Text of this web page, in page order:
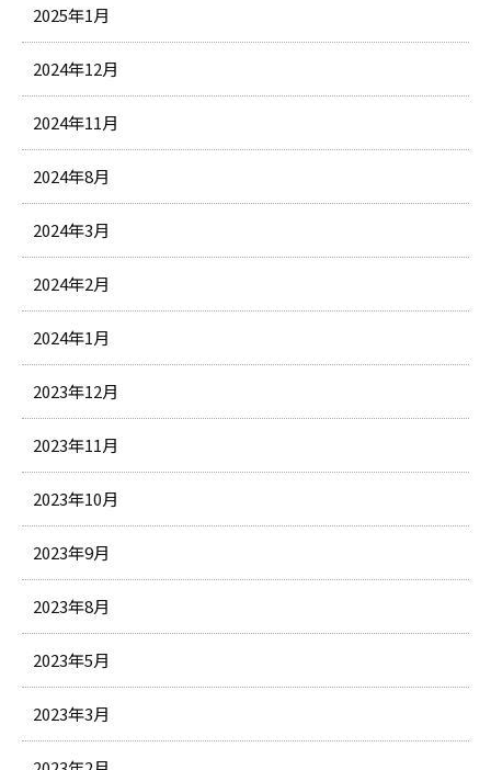
2025年1月
2024年12月
2024年11月
2024年8月
2024年3月
2024年2月
2024年1月
2023年12月
2023年11月
2023年10月
2023年9月
2023年8月
2023年5月
2023年3月